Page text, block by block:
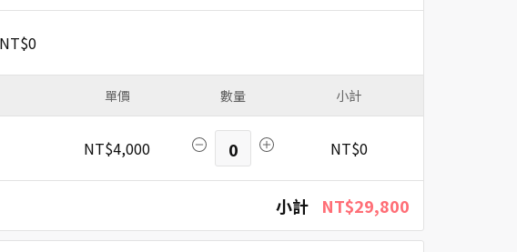
NT$0
單價 數量 小計
NT$4,000 0 NT$0
小計 NT$29,800